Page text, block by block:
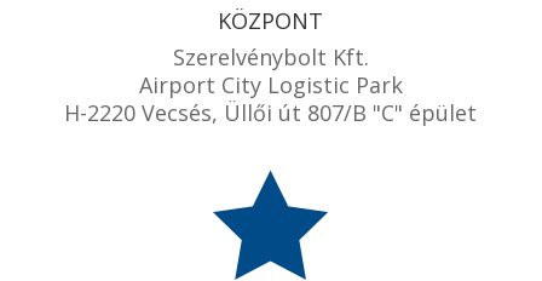
KÖZPONT
Szerelvénybolt Kft.
Airport City Logistic Park
H-2220 Vecsés, Üllői út 807/B "C" épület
